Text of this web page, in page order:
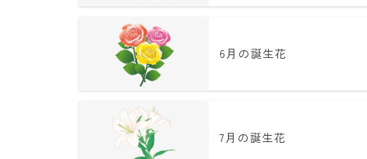
6月の誕生花
7月の誕生花